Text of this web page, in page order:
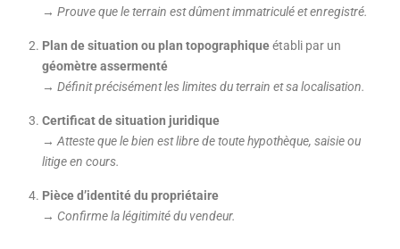
→ Prouve que le terrain est dûment immatriculé et enregistré.
Plan de situation ou plan topographiqueétabli par un
géomètre assermenté
→ Définit précisément les limites du terrain et sa localisation.
Certificat de situation juridique
→ Atteste que le bien est libre de toute hypothèque, saisie ou
litige en cours.
Pièce d’identité du propriétaire
→ Confirme la légitimité du vendeur.